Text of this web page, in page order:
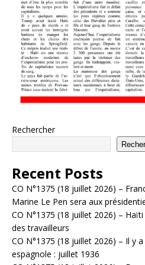
Rechercher
Recent Posts
CO N°1375 (18 juillet 2026) –
Marine Le Pen sera aux
CO N°1375 (18 juillet 2026) –
des travailleurs
CO N°1375 (18 juillet 2026) – Il y
espagnole : juillet 1936